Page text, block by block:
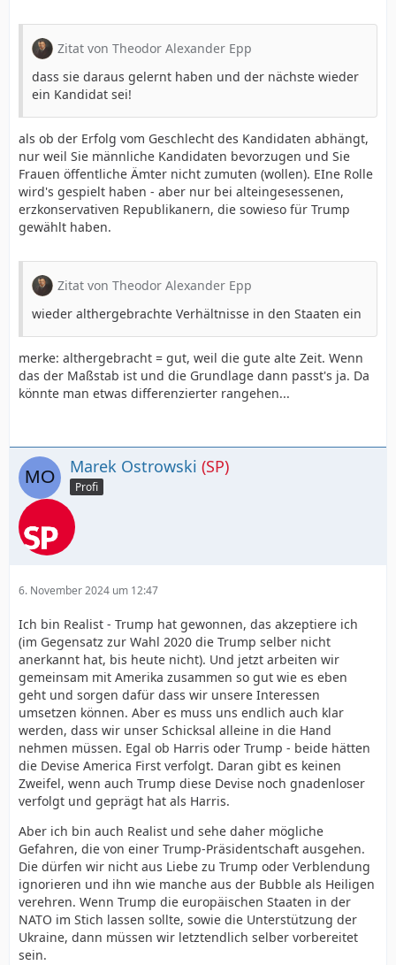
Zitat von Theodor Alexander Epp
dass sie daraus gelernt haben und der nächste wieder
ein Kandidat sei!
als ob der Erfolg vom Geschlecht des Kandidaten abhängt,
nur weil Sie männliche Kandidaten bevorzugen und Sie
Frauen öffentliche Ämter nicht zumuten (wollen). EIne Rolle
wird's gespielt haben - aber nur bei alteingesessenen,
erzkonservativen Republikanern, die sowieso für Trump
gewählt haben.
Zitat von Theodor Alexander Epp
wieder althergebrachte Verhältnisse in den Staaten ein
merke: althergebracht = gut, weil die gute alte Zeit. Wenn
das der Maßstab ist und die Grundlage dann passt's ja. Da
könnte man etwas differenzierter rangehen...
Marek Ostrowski (SP)
Profi
6. November 2024 um 12:47
Ich bin Realist - Trump hat gewonnen, das akzeptiere ich
(im Gegensatz zur Wahl 2020 die Trump selber nicht
anerkannt hat, bis heute nicht). Und jetzt arbeiten wir
gemeinsam mit Amerika zusammen so gut wie es eben
geht und sorgen dafür dass wir unsere Interessen
umsetzen können. Aber es muss uns endlich auch klar
werden, dass wir unser Schicksal alleine in die Hand
nehmen müssen. Egal ob Harris oder Trump - beide hätten
die Devise America First verfolgt. Daran gibt es keinen
Zweifel, wenn auch Trump diese Devise noch gnadenloser
verfolgt und geprägt hat als Harris.
Aber ich bin auch Realist und sehe daher mögliche
Gefahren, die von einer Trump-Präsidentschaft ausgehen.
Die dürfen wir nicht aus Liebe zu Trump oder Verblendung
ignorieren und ihn wie manche aus der Bubble als Heiligen
verehren. Wenn Trump die europäischen Staaten in der
NATO im Stich lassen sollte, sowie die Unterstützung der
Ukraine, dann müssen wir letztendlich selber vorbereitet
sein.